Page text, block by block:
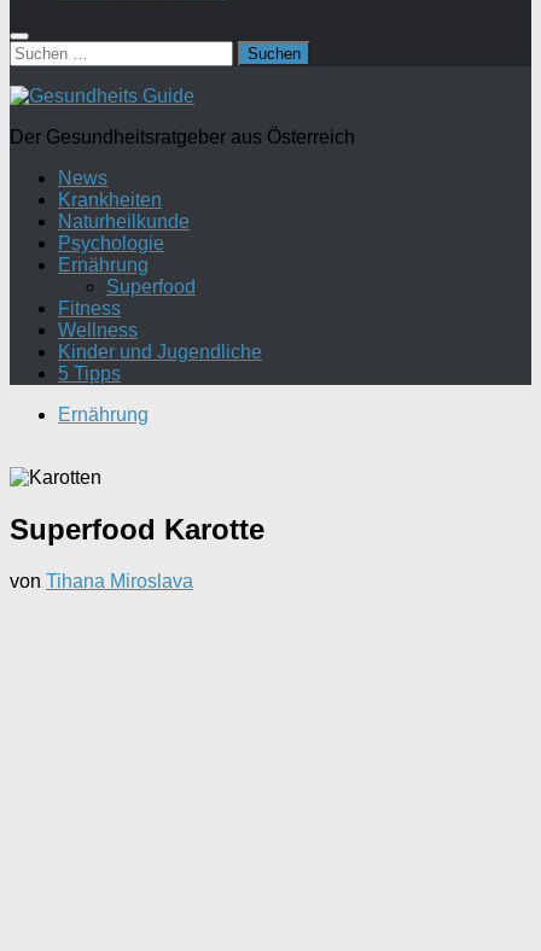
Suchen
nach:
Der Gesundheitsratgeber aus Österreich
News
Krankheiten
Naturheilkunde
Psychologie
Ernährung
Superfood
Fitness
Wellness
Kinder und Jugendliche
5 Tipps
Ernährung
Superfood Karotte
von Tihana Miroslava